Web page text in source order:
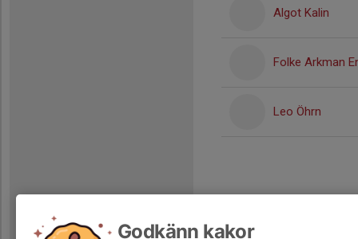
Algot Kalin
Folke Arkman
Leo Öhrn
Godkänn kakor